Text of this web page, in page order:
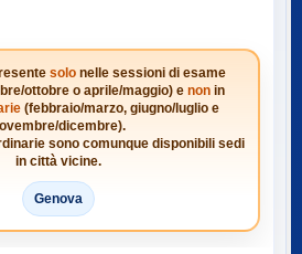
solo nelle sessioni di esame
ottobre o aprile/maggio) e non in
(febbraio/marzo, giugno/luglio e
dicembre).
sono comunque disponibili sedi
in città vicine.
Genova